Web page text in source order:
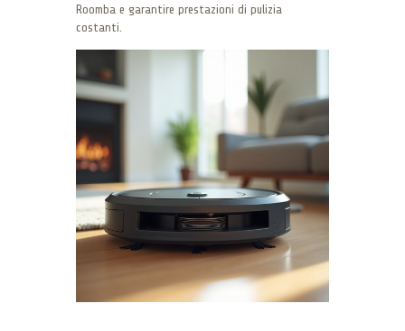
Roomba e garantire prestazioni di pulizia
costanti.